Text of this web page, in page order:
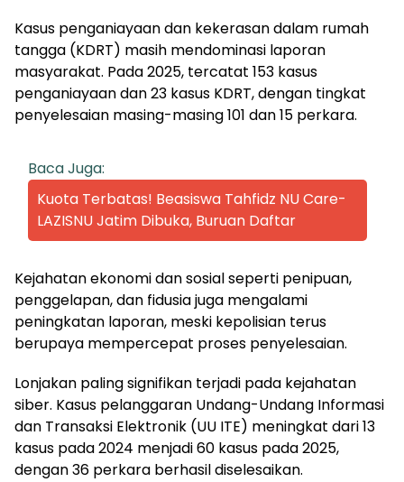
Kasus penganiayaan dan kekerasan dalam rumah
tangga (KDRT) masih mendominasi laporan
masyarakat. Pada 2025, tercatat 153 kasus
penganiayaan dan 23 kasus KDRT, dengan tingkat
penyelesaian masing-masing 101 dan 15 perkara.
Baca Juga:
Kuota Terbatas! Beasiswa Tahfidz NU Care-
LAZISNU Jatim Dibuka, Buruan Daftar
Kejahatan ekonomi dan sosial seperti penipuan,
penggelapan, dan fidusia juga mengalami
peningkatan laporan, meski kepolisian terus
berupaya mempercepat proses penyelesaian.
Lonjakan paling signifikan terjadi pada kejahatan
siber. Kasus pelanggaran Undang-Undang Informasi
dan Transaksi Elektronik (UU ITE) meningkat dari 13
kasus pada 2024 menjadi 60 kasus pada 2025,
dengan 36 perkara berhasil diselesaikan.